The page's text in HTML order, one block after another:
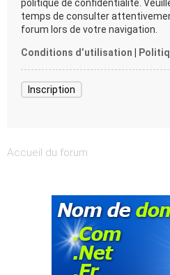
politique de confidentialité.
temps de consulter
forum lors de votre navigation.
Conditions d’utilisation
Inscription
Accueil du forum